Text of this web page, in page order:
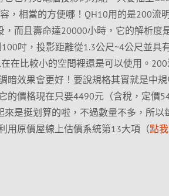
，相當的方便哪！QH10用的是200流
，而且壽命達20000小時，它的解析度
吋，投影距離從1.3公尺~4公尺並具
在比較小的空間裡還是可以使用。
暗效果會更好！要說規格其實就是中
的價格現在只要4490元（含稅，定價
是挺划算的啦，不過數量不多，所以
用原價屋線上估價系統第13大項（點我